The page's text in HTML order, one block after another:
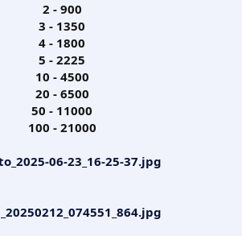
2 - 900
3 - 1350
4 - 1800
5 - 2225
10 - 4500
20 - 6500
50 - 11000
100 - 21000